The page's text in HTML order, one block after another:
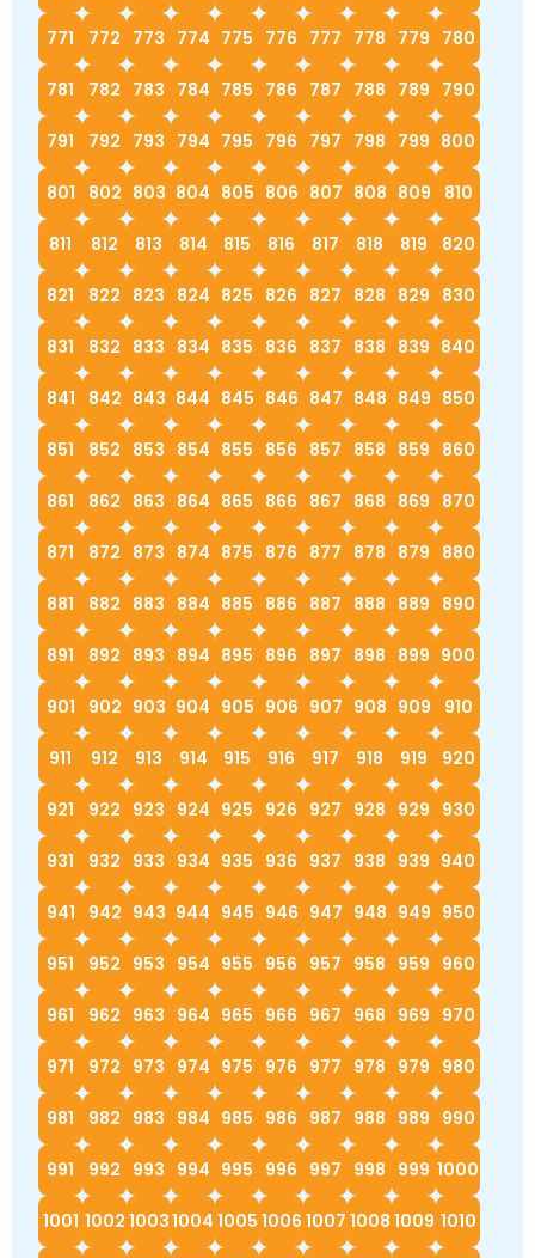
771 772 773 774 775 776 777 778 779 780
781 782 783 784 785 786 787 788 789 790
791 792 793 794 795 796 797 798 799 800
801 802 803 804 805 806 807 808 809 810
811 812 813 814 815 816 817 818 819 820
821 822 823 824 825 826 827 828 829 830
831 832 833 834 835 836 837 838 839 840
841 842 843 844 845 846 847 848 849 850
851 852 853 854 855 856 857 858 859 860
861 862 863 864 865 866 867 868 869 870
871 872 873 874 875 876 877 878 879 880
881 882 883 884 885 886 887 888 889 890
891 892 893 894 895 896 897 898 899 900
901 902 903 904 905 906 907 908 909 910
911 912 913 914 915 916 917 918 919 920
921 922 923 924 925 926 927 928 929 930
931 932 933 934 935 936 937 938 939 940
941 942 943 944 945 946 947 948 949 950
951 952 953 954 955 956 957 958 959 960
961 962 963 964 965 966 967 968 969 970
971 972 973 974 975 976 977 978 979 980
981 982 983 984 985 986 987 988 989 990
991 992 993 994 995 996 997 998 999 1000
1001 1002 10031004 1005 1006 1007 1008 1009 1010